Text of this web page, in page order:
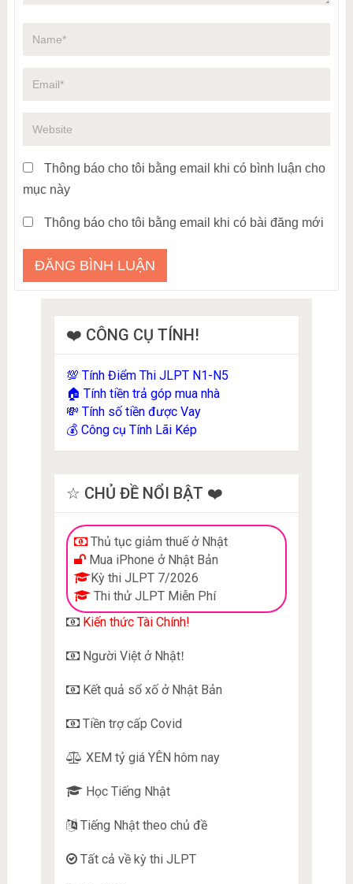
Thông báo cho tôi bằng email khi có bình luận cho
mục này
Thông báo cho tôi bằng email khi có bài đăng mới
❤️ CÔNG CỤ TÍNH!
💯 Tính Điểm Thi JLPT N1-N5
🏠 Tính tiền trả góp mua nhà
💸 Tính số tiền được Vay
💰 Công cụ Tính Lãi Kép
☆ CHỦ ĐỀ NỔI BẬT ❤️
Thủ tục giảm thuế ở Nhật
Mua iPhone ở Nhật Bản
Kỳ thi JLPT 7/2026
Thi thử JLPT Miễn Phí
Kiến thức Tài Chính!
Người Việt ở Nhật!
Kết quả sổ xố ở Nhật Bản
Tiền trợ cấp Covid
XEM tỷ giá YÊN hôm nay
Học Tiếng Nhật
Tiếng Nhật theo chủ đề
Tất cả về kỳ thi JLPT